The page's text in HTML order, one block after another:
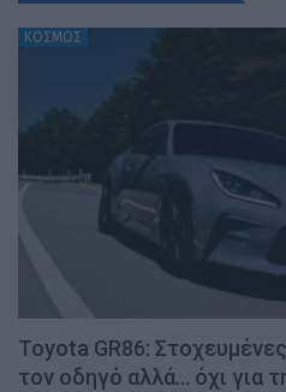
ΚΟΣΜΟΣ
Toyota GR86:
τον οδηγό αλλά… όχι για